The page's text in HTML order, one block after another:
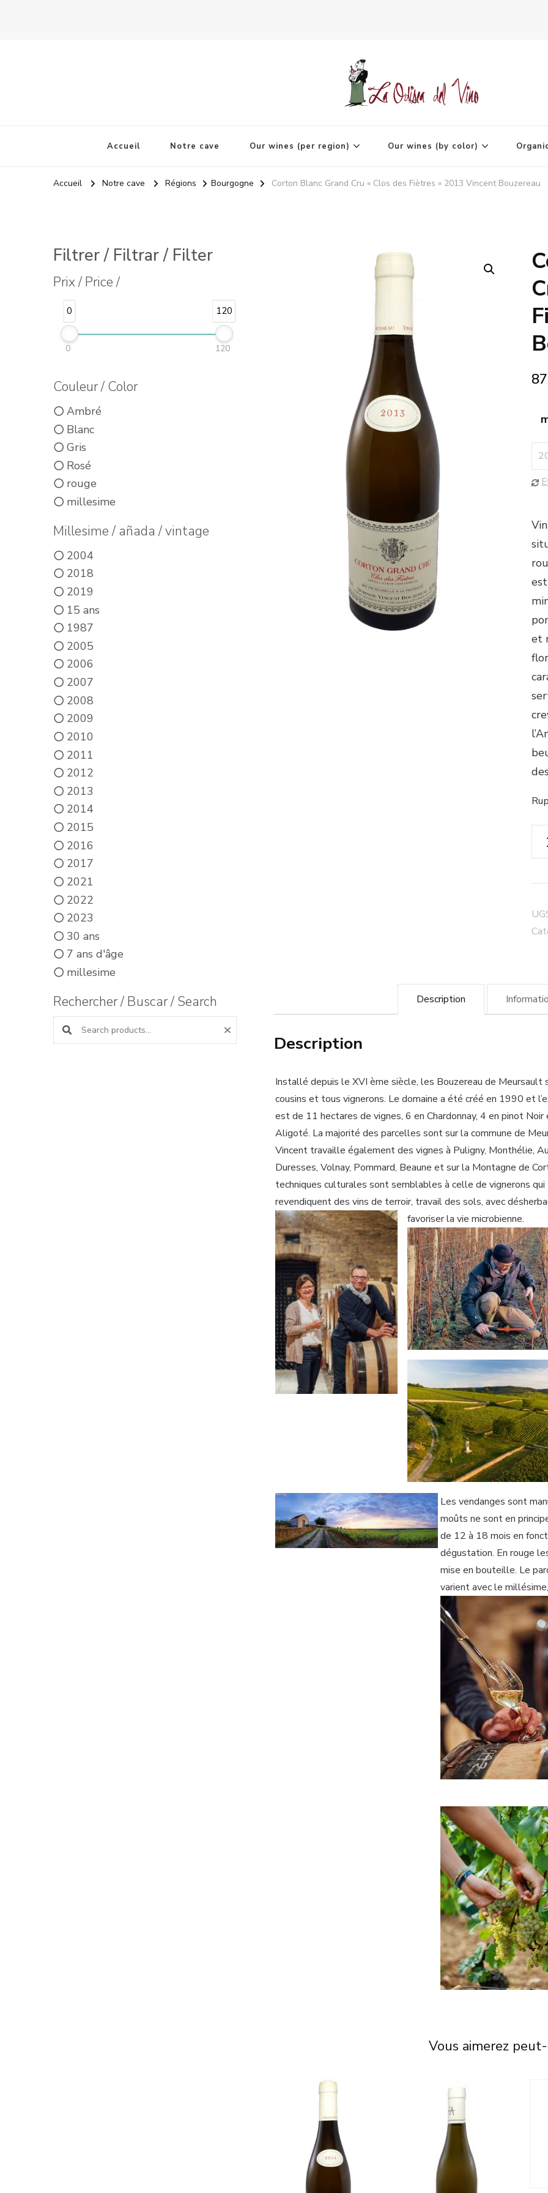
Accueil Notre cave Our wines (per region) Our wines (by color)
Accueil Notre cave Régions Bourgogne Corton Blanc Grand Cru « Clos des Fiètres » 2013 Vincent Bouzereau
🔍
et
Description
Description
Installé depuis le XVI ème siècle, les Bouzereau de Meursault
cousins et tous vignerons. Le domaine a été créé en 1990 et
est de 11 hectares de vignes, 6 en Chardonnay, 4 en pinot Noir
Aligoté. La majorité des parcelles sont sur la commune de
Vincent travaille également des vignes à Puligny, Monthélie,
Duresses, Volnay, Pommard, Beaune et sur la Montagne de
techniques culturales sont semblables à celle de vignerons qui
revendiquent des vins de terroir, travail des sols, avec
favoriser la vie microbienne.
Les vendanges sont
moûts ne sont en
de 12 à 18 mois en
dégustation. En rouge
mise en bouteille. Le
varient avec le
Vous aimerez
Filtrer / Filtrar / Filter
Prix / Price /
0 120
0 120
Couleur / Color
Ambré
Blanc
Gris
Rosé
rouge
millesime
Millesime / añada / vintage
2004
2018
2019
15 ans
1987
2005
2006
2007
2008
2009
2010
2011
2012
2013
2014
2015
2016
2017
2021
2022
2023
30 ans
7 ans d'âge
millesime
Rechercher / Buscar / Search
Search products: